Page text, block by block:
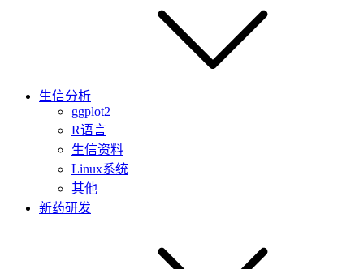
生信分析
ggplot2
R语言
生信资料
Linux系统
其他
新药研发